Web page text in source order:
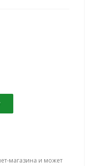
магазина и может